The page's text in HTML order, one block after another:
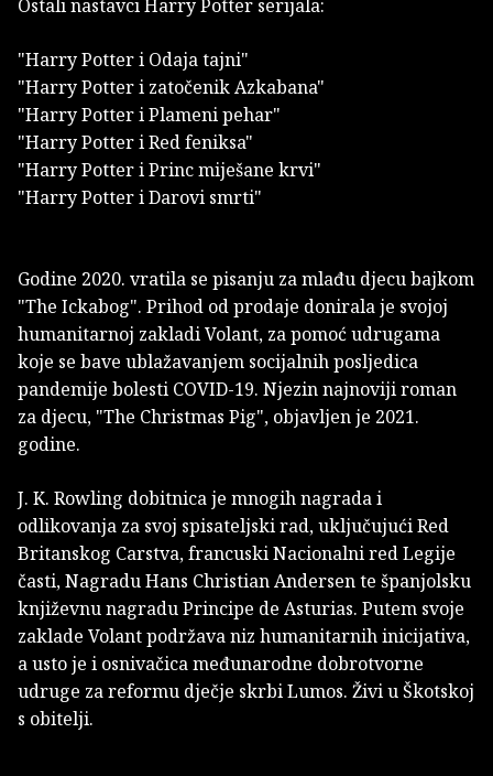
Ostali nastavci Harry Potter serijala:
"Harry Potter i Odaja tajni"
"Harry Potter i zatočenik Azkabana"
"Harry Potter i Plameni pehar"
"Harry Potter i Red feniksa"
"Harry Potter i Princ miješane krvi"
"Harry Potter i Darovi smrti"
Godine 2020. vratila se pisanju za mlađu djecu bajkom
"The Ickabog". Prihod od prodaje donirala je svojoj
humanitarnoj zakladi Volant, za pomoć udrugama
koje se bave ublažavanjem socijalnih posljedica
pandemije bolesti COVID-19. Njezin najnoviji roman
za djecu, "The Christmas Pig", objavljen je 2021.
godine.
J. K. Rowling dobitnica je mnogih nagrada i
odlikovanja za svoj spisateljski rad, uključujući Red
Britanskog Carstva, francuski Nacionalni red Legije
časti, Nagradu Hans Christian Andersen te španjolsku
književnu nagradu Principe de Asturias. Putem svoje
zaklade Volant podržava niz humanitarnih inicijativa,
a usto je i osnivačica međunarodne dobrotvorne
udruge za reformu dječje skrbi Lumos. Živi u Škotskoj
s obitelji.